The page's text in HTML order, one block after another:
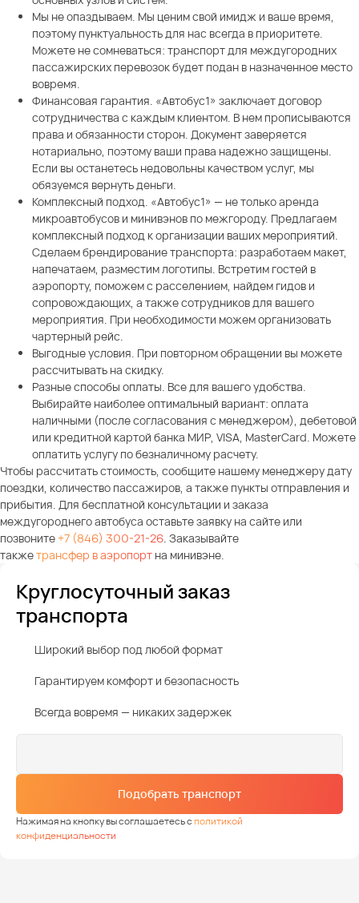
Мы не опаздываем. Мы ценим свой имидж и ваше время,
поэтому пунктуальность для нас всегда в приоритете.
Можете не сомневаться: транспорт для междугородних
пассажирских перевозок будет подан в назначенное место
вовремя.
Финансовая гарантия. «Автобус1» заключает договор
сотрудничества с каждым клиентом. В нем прописываются
права и обязанности сторон. Документ заверяется
нотариально, поэтому ваши права надежно защищены.
Если вы останетесь недовольны качеством услуг, мы
обязуемся вернуть деньги.
Комплексный подход. «Автобус1» — не только аренда
микроавтобусов и минивэнов по межгороду. Предлагаем
комплексный подход к организации ваших мероприятий.
Сделаем брендирование транспорта: разработаем макет,
напечатаем, разместим логотипы. Встретим гостей в
аэропорту, поможем с расселением, найдем гидов и
сопровождающих, а также сотрудников для вашего
мероприятия. При необходимости можем организовать
чартерный рейс.
Выгодные условия. При повторном обращении вы можете
рассчитывать на скидку.
Разные способы оплаты. Все для вашего удобства.
Выбирайте наиболее оптимальный вариант: оплата
наличными (после согласования с менеджером), дебетовой
или кредитной картой банка МИР, VISA, MasterCard. Можете
оплатить услугу по безналичному расчету.
Чтобы рассчитать стоимость, сообщите нашему менеджеру дату
поездки, количество пассажиров, а также пункты отправления и
прибытия. Для бесплатной консультации и заказа
междугороднего автобуса оставьте заявку на сайте или
позвоните+7 (846) 300-21-26. Заказывайте
такжетрансфер в аэропорт на минивэне.
Круглосуточный заказ
транспорта
Широкий выбор под любой формат
Гарантируем комфорт и безопасность
Всегда вовремя — никаких задержек
Подобрать транспорт
Нажимая на кнопку вы соглашаетесь сполитикой
конфиденциальности